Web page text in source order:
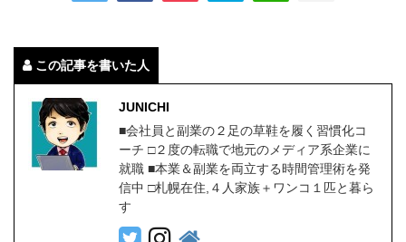
この記事を書いた人
JUNICHI
■会社員と副業の２足の草鞋を履く習慣化コ
ーチ □２度の転職で地元のメディア系企業に
就職 ■本業＆副業を両立する時間管理術を発
信中 □札幌在住,４人家族＋ワンコ１匹と暮ら
す